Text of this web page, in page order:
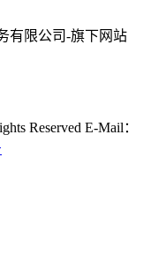
有限公司-旗下网站
Reserved E-Mail：